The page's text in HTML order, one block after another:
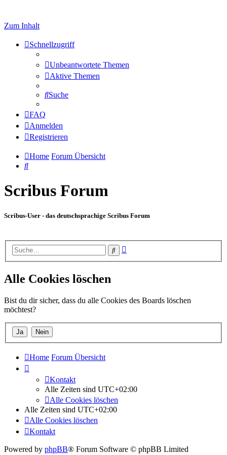
Zum Inhalt
Schnellzugriff
Unbeantwortete Themen
Aktive Themen
Suche
FAQ
Anmelden
Registrieren
Home Forum Übersicht
Suche
Scribus Forum
Scribus-User - das deutschsprachige Scribus Forum
Suche
Alle Cookies löschen
Bist du dir sicher, dass du alle Cookies des Boards löschen
möchtest?
Home Forum Übersicht
Kontakt
Alle Zeiten sind UTC+02:00
Alle Cookies löschen
Alle Zeiten sind UTC+02:00
Alle Cookies löschen
Kontakt
Powered by phpBB® Forum Software © phpBB Limited